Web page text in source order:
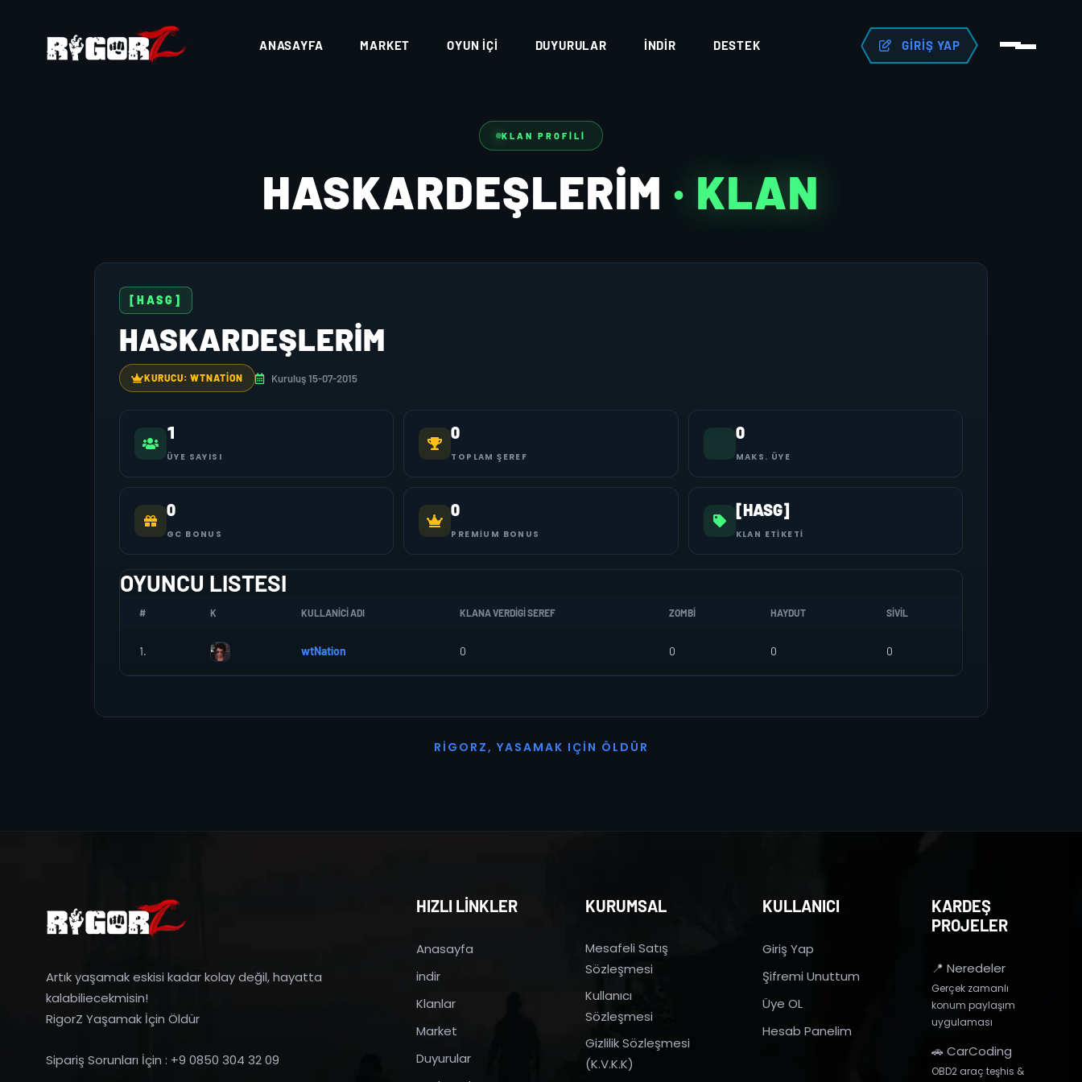
ANASAYFA MARKET OYUN İÇI DUYURULAR İNDIR DESTEK GIRIŞ YAP
KLAN PROFILI
HASKARDEŞLERIM · KLAN
[HASG]
HASKARDEŞLERIM
KURUCU: WTNATION Kuruluş 15-07-2015
1
ÜYE SAYISI
0
TOPLAM ŞEREF
0
MAKS. ÜYE
0
GC BONUS
0
PREMIUM BONUS
[HASG]
KLAN ETIKETI
OYUNCU LISTESI
# K KULLANICI ADI KLANA VERDIGI SEREF ZOMBI HAYDUT SIVIL
1. wtNation 0 0 0 0
R I G O R Z, YASAMAK I ÇI N Ö L D Ü R
Artık yaşamak eskisi kadar kolay değil, hayatta
kalabiliecekmisin!
RigorZ Yaşamak İçin Öldür
Sipariş Sorunları İçin : +9 0850 304 32 09
HIZLI LİNKLER
Anasayfa
indir
Klanlar
Market
Duyurular
KURUMSAL
Mesafeli Satış
Sözleşmesi
Kullanıcı
Sözleşmesi
Gizlilik Sözleşmesi
(K.V.K.K)
KULLANICI
Giriş Yap
Şifremi Unuttum
Üye OL
Hesab Panelim
KARDEŞ
PROJELER
📍 Neredeler
Gerçek zamanlı
konum paylaşım
uygulaması
🚗 CarCoding
OBD2 araç teşhis &